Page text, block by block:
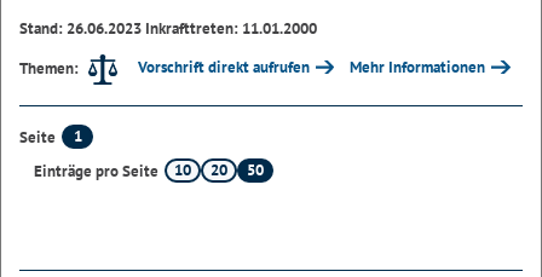
Stand: 26.06.2023 Inkrafttreten: 11.01.2000
Themen:
Vorschrift direkt aufrufen Mehr Informationen
Seite
1
Einträge pro Seite
10 20 50